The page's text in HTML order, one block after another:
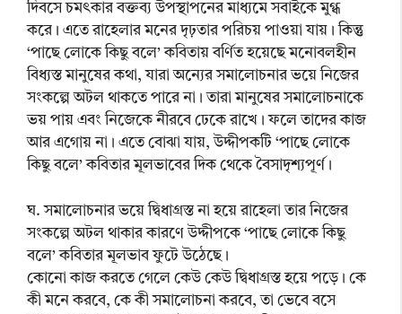
দিবসে চমৎকার বক্তব্য উপস্থাপনের মাধ্যমে সবাইকে মুগ্ধ
করে। এতে রাহেলার মনের দৃঢ়তার পরিচয় পাওয়া যায়। কিন্তু
‘পাছে লোকে কিছু বলে’ কবিতায় বর্ণিত হয়েছে মনোবলহীন
বিধ্যস্ত মানুষের কথা, যারা অন্যের সমালোচনার ভয়ে নিজের
সংকল্পে অটল থাকতে পারে না। তারা মানুষের সমালোচনাকে
ভয় পায় এবং নিজেকে নীরবে ঢেকে রাখে। ফলে তাদের কাজ
আর এগোয় না। এতে বোঝা যায়, উদ্দীপকটি ‘পাছে লোকে
কিছু বলে’ কবিতার মূলভাবের দিক থেকে বৈসাদৃশ্যপূর্ণ।
ঘ. সমালোচনার ভয়ে দ্বিধাগ্রস্ত না হয়ে রাহেলা তার নিজের
সংকল্পে অটল থাকার কারণে উদ্দীপকে ‘পাছে লোকে কিছু
বলে’ কবিতার মূলভাব ফুটে উঠেছে।
কোনো কাজ করতে গেলে কেউ কেউ দ্বিধাগ্রস্ত হয়ে পড়ে। কে
কী মনে করবে, কে কী সমালোচনা করবে, তা ভেবে বসে